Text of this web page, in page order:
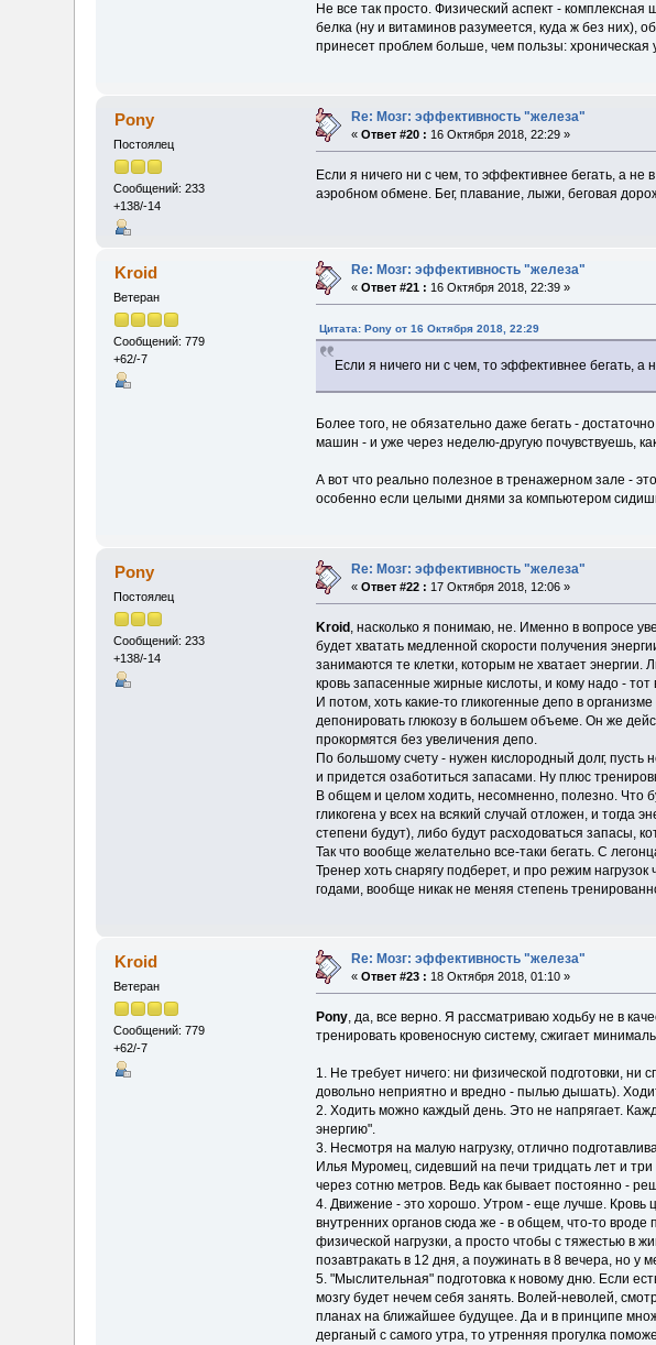
Не все так просто. Физический аспект -
белка (ну и витаминов разумеется, куда ж без них),
принесет проблем больше, чем пользы: хроническая
Pony
Постоялец
Сообщений: 233
+138/-14
Re: Мозг: эффективность "железа"
«Ответ #20 : 16 Октября 2018, 22:29 »
Если я ничего ни с чем, то эффективнее бегать, а не
аэробном обмене. Бег, плавание, лыжи, беговая
Kroid
Ветеран
Сообщений: 779
+62/-7
Re: Мозг: эффективность "железа"
«Ответ #21 : 16 Октября 2018, 22:39 »
Цитата: Pony от 16 Октября 2018, 22:29
Если я ничего ни с чем, то эффективнее бегать, а
Более того, не обязательно даже бегать -
машин - и уже через неделю-другую почувствуешь,
А вот что реально полезное в тренажерном зале -
особенно если целыми днями за компьютером
Pony
Постоялец
Сообщений: 233
+138/-14
Re: Мозг: эффективность "железа"
«Ответ #22 : 17 Октября 2018, 12:06 »
Kroid, насколько я понимаю, не. Именно в вопросе
будет хватать медленной скорости получения
занимаются те клетки, которым не хватает
кровь запасенные жирные кислоты, и кому надо -
И потом, хоть какие-то гликогенные депо в
депонировать глюкозу в большем объеме. Он же
прокормятся без увеличения депо.
По большому счету - нужен кислородный долг, пусть
и придется озаботиться запасами. Ну плюс
В общем и целом ходить, несомненно, полезно. Что
гликогена у всех на всякий случай отложен, и
степени будут), либо будут расходоваться запасы,
Так что вообще желательно все-таки бегать. С
Тренер хоть снарягу подберет, и про режим
годами, вообще никак не меняя степень
Kroid
Ветеран
Сообщений: 779
+62/-7
Re: Мозг: эффективность "железа"
«Ответ #23 : 18 Октября 2018, 01:10 »
Pony, да, все верно. Я рассматриваю ходьбу не в
тренировать кровеносную систему, сжигает
1. Не требует ничего: ни физической подготовки,
довольно неприятно и вредно - пылью дышать).
2. Ходить можно каждый день. Это не напрягает.
энергию".
3. Несмотря на малую нагрузку, отлично
Илья Муромец, сидевший на печи тридцать лет и
через сотню метров. Ведь как бывает постоянно -
4. Движение - это хорошо. Утром - еще лучше. Кровь
внутренних органов сюда же - в общем, что-то вроде
физической нагрузки, а просто чтобы с тяжестью в
позавтракать в 12 дня, а поужинать в 8 вечера, но у
5. "Мыслительная" подготовка к новому дню. Если
мозгу будет нечем себя занять. Волей-неволей,
планах на ближайшее будущее. Да и в принципе
дерганый с самого утра, то утренняя прогулка